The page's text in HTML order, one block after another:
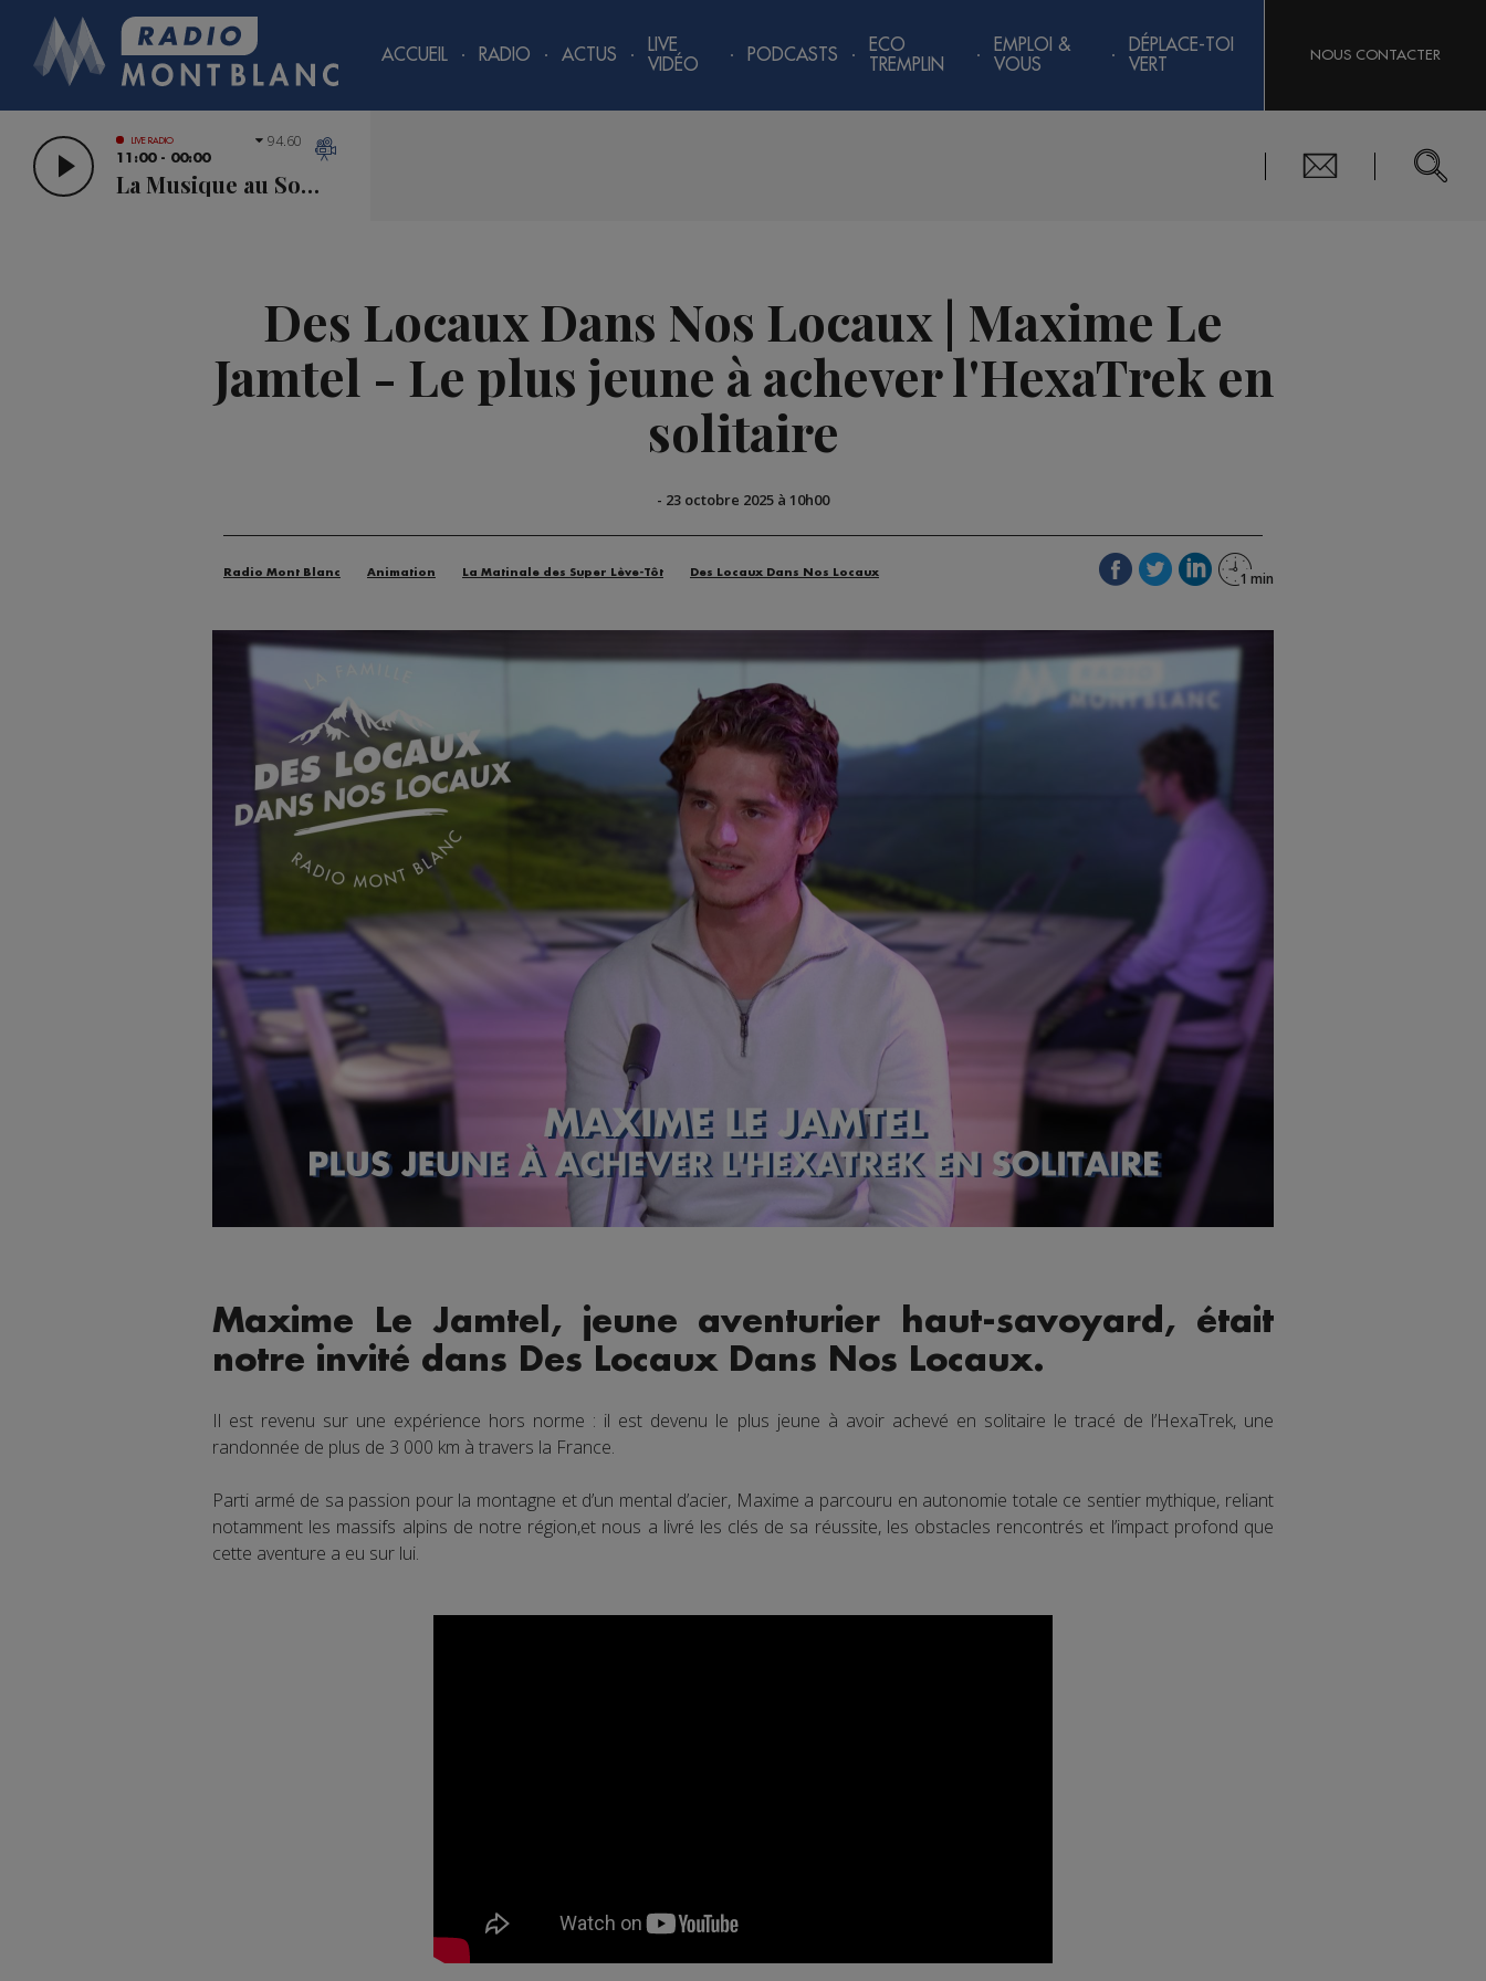
ACCUEIL RADIO ACTUS
LIVE
VIDÉO
PODCASTS
ECO
TREMPLIN
EMPLOI &
VOUS
DÉPLACE-TOI
VERT
NOUS CONTACTER
LIVE RADIO
11:00 - 00:00
La Musique au Sommet
94.60
Des Locaux Dans Nos Locaux | Maxime Le
Jamtel - Le plus jeune à achever l'HexaTrek en
solitaire
- 23 octobre 2025 à 10h00
Radio Mont Blanc Animation La Matinale des Super Lève-Tôt Des Locaux Dans Nos Locaux
Maxime Le Jamtel, jeune aventurier haut-savoyard, était
notre invité dans Des Locaux Dans Nos Locaux.
Il est revenu sur une expérience hors norme : il est devenu le plus jeune à avoir achevé en solitaire le tracé de l’HexaTrek, une
randonnée de plus de 3 000 km à travers la France.
Parti armé de sa passion pour la montagne et d’un mental d’acier, Maxime a parcouru en autonomie totale ce sentier mythique, reliant
notamment les massifs alpins de notre région,et nous a livré les clés de sa réussite, les obstacles rencontrés et l’impact profond que
cette aventure a eu sur lui.